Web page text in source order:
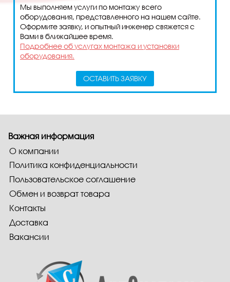
ОСТАВИТЬ ЗАЯВКУ
Мы выполняем услуги по монтажу всего
оборудования, представленного на нашем сайте.
Оформите заявку, и опытный инженер свяжется с
Вами в ближайшее время.
Подробнее об услугах монтажа и установки
оборудования.
Важная информация
О компании
Политика конфиденциальности
Пользовательское соглашение
Обмен и возврат товара
Контакты
Доставка
Вакансии